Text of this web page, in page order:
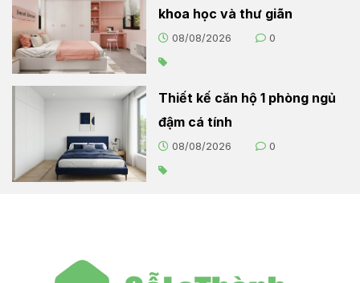
khoa học và thư giãn
08/08/2026 0
Thiết kế căn hộ 1 phòng ngủ
đậm cá tính
08/08/2026 0